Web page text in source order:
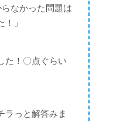
なかった問題は
」
た！〇点ぐらい
ラっと解答みま